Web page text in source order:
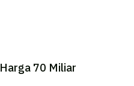
70 Miliar